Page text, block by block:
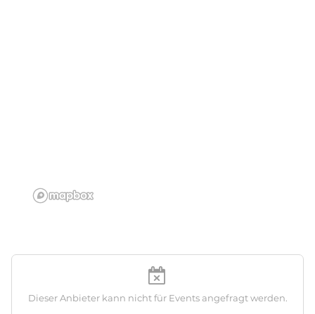
Dieser Anbieter kann nicht für Events angefragt werden.